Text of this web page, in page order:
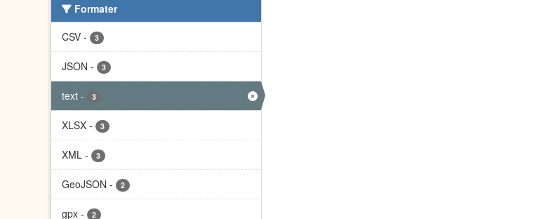
Formater
CSV - 3
JSON - 3
text - 3
XLSX - 3
XML - 3
GeoJSON - 2
gpx - 2